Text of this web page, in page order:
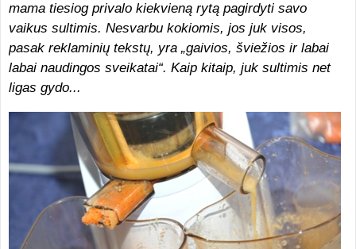
mama tiesiog privalo kiekvieną rytą pagirdyti savo
vaikus sultimis. Nesvarbu kokiomis, jos juk visos,
pasak reklaminių tekstų, yra „gaivios, šviežios ir labai
labai naudingos sveikatai“. Kaip kitaip, juk sultimis net
ligas gydo...